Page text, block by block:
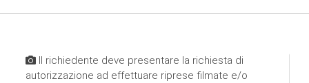
Il richiedente deve presentare la richiesta di
autorizzazione ad effettuare riprese filmate e/o